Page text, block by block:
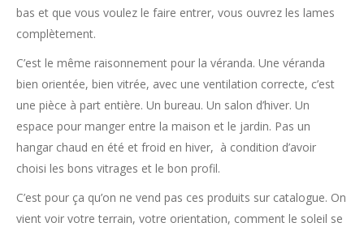
bas et que vous voulez le faire entrer, vous ouvrez les lames
complètement.
C’est le même raisonnement pour la véranda. Une véranda
bien orientée, bien vitrée, avec une ventilation correcte, c’est
une pièce à part entière. Un bureau. Un salon d’hiver. Un
espace pour manger entre la maison et le jardin. Pas un
hangar chaud en été et froid en hiver, à condition d’avoir
choisi les bons vitrages et le bon profil.
C’est pour ça qu’on ne vend pas ces produits sur catalogue. On
vient voir votre terrain, votre orientation, comment le soleil se